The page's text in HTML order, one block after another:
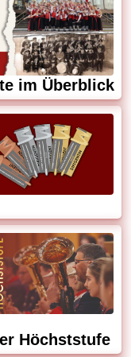
im Überblick
Höchststufe